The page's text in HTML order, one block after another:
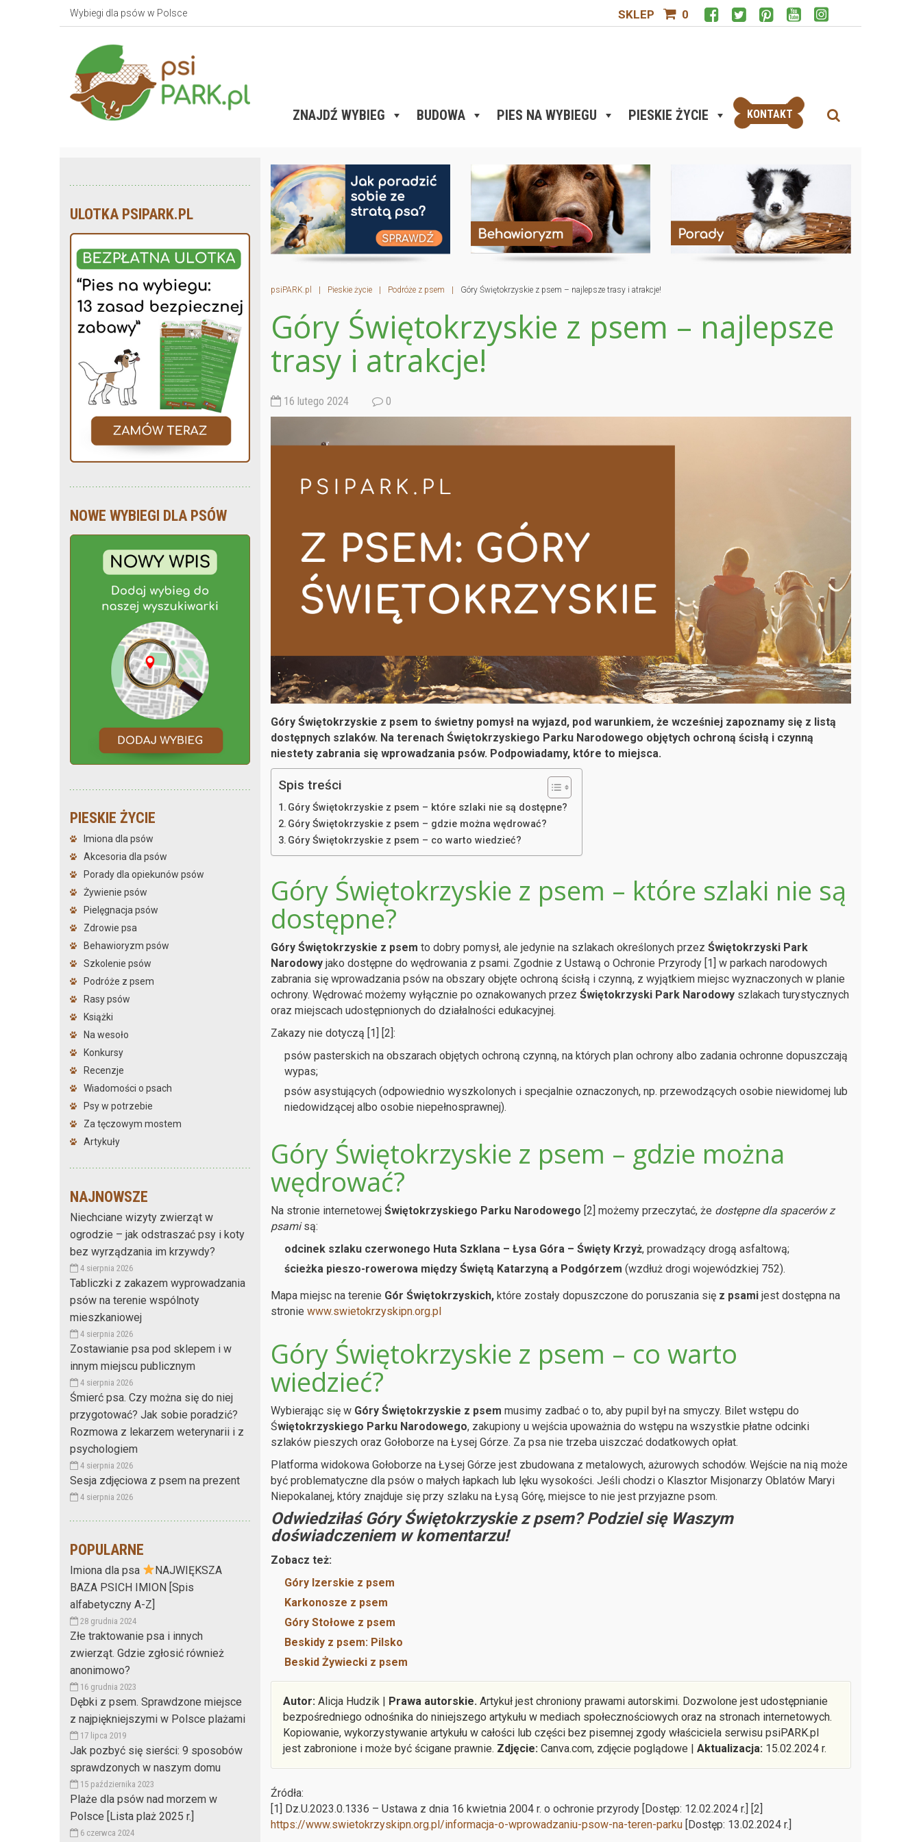
Wybiegi dla psów w Polsce SKLEP 0
ZNAJDŹ WYBIEG BUDOWA PIES NA WYBIEGU PIESKIE ŻYCIE KONTAKT
ULOTKA PSIPARK.PL
NOWE WYBIEGI DLA PSÓW
PIESKIE ŻYCIE
Imiona dla psów
Akcesoria dla psów
Porady dla opiekunów psów
Żywienie psów
Pielęgnacja psów
Zdrowie psa
Behawioryzm psów
Szkolenie psów
Podróże z psem
Rasy psów
Książki
Na wesoło
Konkursy
Recenzje
Wiadomości o psach
Psy w potrzebie
Za tęczowym mostem
Artykuły
NAJNOWSZE
Niechciane wizyty zwierząt w
ogrodzie – jak odstraszać psy i koty
bez wyrządzania im krzywdy?
4 sierpnia 2026
Tabliczki z zakazem wyprowadzania
psów na terenie wspólnoty
mieszkaniowej
4 sierpnia 2026
Zostawianie psa pod sklepem i w
innym miejscu publicznym
4 sierpnia 2026
Śmierć psa. Czy można się do niej
przygotować? Jak sobie poradzić?
Rozmowa z lekarzem weterynarii i z
psychologiem
4 sierpnia 2026
Sesja zdjęciowa z psem na prezent
4 sierpnia 2026
POPULARNE
Imiona dla psa
NAJWIĘKSZA
BAZA PSICH IMION [Spis
alfabetyczny A-Z]
28 grudnia 2024
Złe traktowanie psa i innych
zwierząt. Gdzie zgłosić również
anonimowo?
16 grudnia 2023
Dębki z psem. Sprawdzone miejsce
z najpiękniejszymi w Polsce plażami
17 lipca 2019
Jak pozbyć się sierści: 9 sposobów
sprawdzonych w naszym domu
15 października 2023
Plaże dla psów nad morzem w
Polsce [Lista plaż 2025 r.]
6 czerwca 2024
psiPARK.pl Pieskie życie Podróże z psem Góry Świętokrzyskie z psem – najlepsze trasy i atrakcje!
Góry Świętokrzyskie z psem – najlepsze
trasy i atrakcje!
16 lutego 2024 0
Góry Świętokrzyskie z psem to świetny pomysł na wyjazd, pod warunkiem, że wcześniej zapoznamy się z listą
dostępnych szlaków. Na terenach Świętokrzyskiego Parku Narodowego objętych ochroną ścisłą i czynną
niestety zabrania się wprowadzania psów. Podpowiadamy, które to miejsca.
Spis treści
Góry Świętokrzyskie z psem – które szlaki nie są dostępne?
Góry Świętokrzyskie z psem – gdzie można wędrować?
Góry Świętokrzyskie z psem – co warto wiedzieć?
Góry Świętokrzyskie z psem – które szlaki nie są
dostępne?
Góry Świętokrzyskie z psem to dobry pomysł, ale jedynie na szlakach określonych przez Świętokrzyski Park
Narodowyjako dostępne do wędrowania z psami. Zgodnie z Ustawą o Ochronie Przyrody [1] w parkach narodowych
zabrania się wprowadzania psów na obszary objęte ochroną ścisłą i czynną, z wyjątkiem miejsc wyznaczonych w planie
ochrony. Wędrować możemy wyłącznie po oznakowanych przez Świętokrzyski Park Narodowyszlakach turystycznych
oraz miejscach udostępnionych do działalności edukacyjnej.
Zakazy nie dotyczą [1] [2]:
psów pasterskich na obszarach objętych ochroną czynną, na których plan ochrony albo zadania ochronne dopuszczają
wypas;
psów asystujących (odpowiednio wyszkolonych i specjalnie oznaczonych, np. przewodzących osobie niewidomej lub
niedowidzącej albo osobie niepełnosprawnej).
Góry Świętokrzyskie z psem – gdzie można
wędrować?
Na stronie internetowej Świętokrzyskiego Parku Narodowego [2] możemy przeczytać, że dostępne dla spacerów z
psamisą:
odcinek szlaku czerwonego Huta Szklana – Łysa Góra – Święty Krzyż, prowadzący drogą asfaltową;
ścieżka pieszo-rowerowa między Świętą Katarzyną a Podgórzem (wzdłuż drogi wojewódzkiej 752).
Mapa miejsc na terenie Gór Świętokrzyskich,które zostały dopuszczone do poruszania się z psamijest dostępna na
stronie www.swietokrzyskipn.org.pl
Góry Świętokrzyskie z psem – co warto
wiedzieć?
Wybierając się w Góry Świętokrzyskie z psem musimy zadbać o to, aby pupil był na smyczy. Bilet wstępu do
Świętokrzyskiego Parku Narodowego, zakupiony u wejścia upoważnia do wstępu na wszystkie płatne odcinki
szlaków pieszych oraz Gołoborze na Łysej Górze. Za psa nie trzeba uiszczać dodatkowych opłat.
Platforma widokowa Gołoborze na Łysej Górze jest zbudowana z metalowych, ażurowych schodów. Wejście na nią może
być problematyczne dla psów o małych łapkach lub lęku wysokości. Jeśli chodzi o Klasztor Misjonarzy Oblatów Maryi
Niepokalanej, który znajduje się przy szlaku na Łysą Górę, miejsce to nie jest przyjazne psom.
Odwiedziłaś Góry Świętokrzyskie z psem? Podziel się Waszym
doświadczeniem w komentarzu!
Zobacz też:
Góry Izerskie z psem
Karkonosze z psem
Góry Stołowe z psem
Beskidy z psem: Pilsko
Beskid Żywiecki z psem
Autor: Alicja Hudzik | Prawa autorskie. Artykuł jest chroniony prawami autorskimi. Dozwolone jest udostępnianie
bezpośredniego odnośnika do niniejszego artykułu w mediach społecznościowych oraz na stronach internetowych.
Kopiowanie, wykorzystywanie artykułu w całości lub części bez pisemnej zgody właściciela serwisu psiPARK.pl
jest zabronione i może być ścigane prawnie. Zdjęcie: Canva.com, zdjęcie poglądowe | Aktualizacja: 15.02.2024 r.
Źródła:
[1] Dz.U.2023.0.1336 – Ustawa z dnia 16 kwietnia 2004 r. o ochronie przyrody [Dostęp: 12.02.2024 r.] [2]
https://www.swietokrzyskipn.org.pl/informacja-o-wprowadzaniu-psow-na-teren-parku[Dostęp: 13.02.2024 r.]